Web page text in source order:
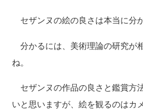
セザンヌの絵の良さは本当に分
分かるには、美術理論の研究が
ね。
セザンヌの作品の良さと鑑賞方
いと思いますが、絵を観るのはカ